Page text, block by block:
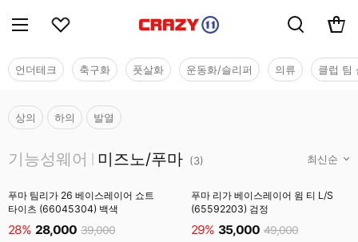
언더테크 축구화 풋살화 운동화/슬리퍼 의류 클럽 팀
상의 하의 발열
기능성웨어 미즈노/푸마 (3)
푸마 팀리가 26 베이스레이어 쇼트
타이츠 (66045304) 백색
28% 28,000 39,000
푸마 리가 베이스레이어 윔 티 L/S
(65592203) 검정
29% 35,000 49,000